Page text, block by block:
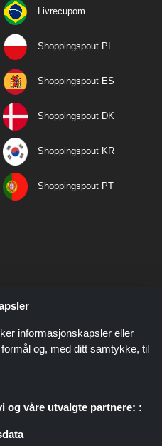
Livrecupom
Shoppingspout PL
Shoppingspout ES
Shoppingspout DK
Shoppingspout KR
Shoppingspout PT
som presenterer tilbud, rabatter og
gjøres tilgjengelige gjennom ulike
informasjonskapsler eller
og, med ditt samtykke, til
og våre utvalgte partnere: :